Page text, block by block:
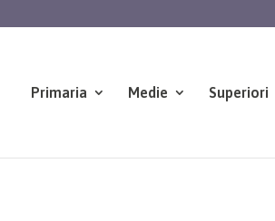
Primaria Medie Superiori